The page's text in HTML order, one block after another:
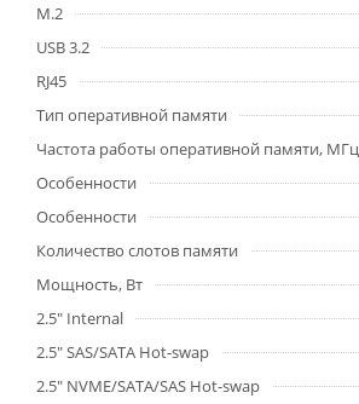
M.2
USB 3.2
RJ45
Тип оперативной памяти
Частота работы оперативной памяти, МГц
Особенности
Особенности
Количество слотов памяти
Мощность, Вт
2.5" Internal
2.5" SAS/SATA Hot-swap
2.5" NVME/SATA/SAS Hot-swap